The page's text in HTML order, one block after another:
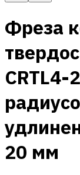
Фреза
20 мм